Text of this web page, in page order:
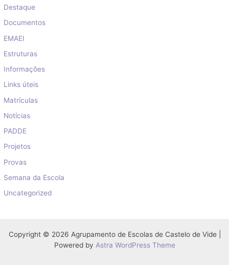
Destaque
Documentos
EMAEI
Estruturas
Informações
Links úteis
Matrículas
Notícias
PADDE
Projetos
Provas
Semana da Escola
Uncategorized
Copyright © 2026 Agrupamento de Escolas de Castelo de Vide |
Powered by Astra WordPress Theme